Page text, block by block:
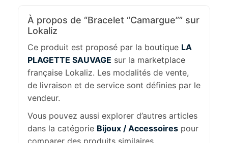
À propos de “Bracelet “Camargue”” sur
Lokaliz
Ce produit est proposé par la boutique LA
PLAGETTE SAUVAGE sur la marketplace
française Lokaliz. Les modalités de vente,
de livraison et de service sont définies par le
vendeur.
Vous pouvez aussi explorer d’autres articles
dans la catégorie Bijoux / Accessoires pour